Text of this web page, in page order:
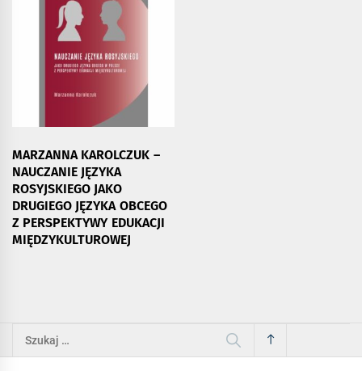
MARZANNA KAROLCZUK –
NAUCZANIE JĘZYKA
ROSYJSKIEGO JAKO
DRUGIEGO JĘZYKA OBCEGO
Z PERSPEKTYWY EDUKACJI
MIĘDZYKULTUROWEJ
Szukaj: